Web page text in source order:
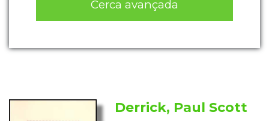
Cerca avançada
Derrick, Paul Scott